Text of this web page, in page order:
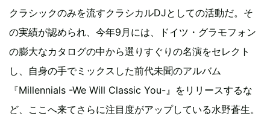
クラシックのみを流すクラシカルDJとしての活動だ。そ
の実績が認められ、今年9月には、ドイツ・グラモフォン
の膨大なカタログの中から選りすぐりの名演をセレクト
し、自身の手でミックスした前代未聞のアルバム
『Millennials -We Will Classic You-』をリリースするな
ど、ここへ来てさらに注目度がアップしている水野蒼生。